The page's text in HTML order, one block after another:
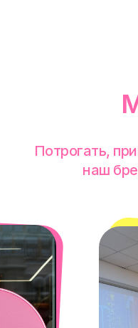
Потрогать,
наш